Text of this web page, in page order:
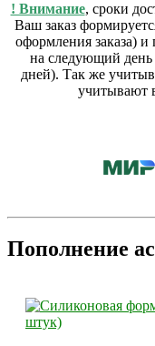
! Внимание, сроки
Ваш заказ
оформления заказа)
на следующий день
дней). Так же
учитывают в
Пополнение